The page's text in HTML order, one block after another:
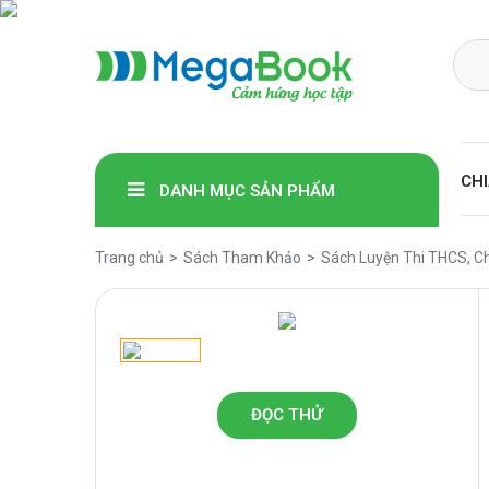
DANH MỤC SẢN PHẨM
Trang chủ Sách Tham Khảo Sách Luyện Thi THCS,
ĐỌC THỬ